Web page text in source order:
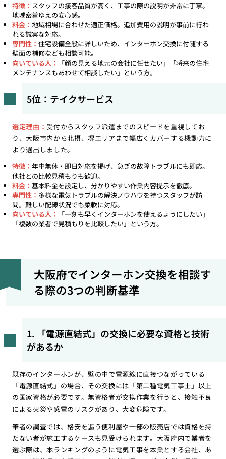
特徴： スタッフの接客品質が高く、工事の際の説明が非常に丁寧。
地域密着ゆえの安心感。
料金： 地域相場に合わせた適正価格。追加費用の説明が事前に行わ
れる誠実な対応。
専門性： 住宅設備全般に詳しいため、インターホン交換に付随する
壁面の補修なども相談可能。
向いている人：
「顔の見える地元の会社に任せたい」「将来の住宅
メンテナンスもあわせて相談したい」という方。
5位：テイクサービス
選定理由： 受付からスタッフ派遣までのスピードを重視してお
り、大阪市内から北摂、堺エリアまで幅広くカバーする機動力に
より選出しました。
特徴： 年中無休・即日対応を掲げ、急ぎの故障トラブルにも即応。
他社との比較見積もりも歓迎。
料金： 基本料金を設定し、分かりやすい作業内容提示を徹底。
専門性： 多様な電気トラブルの解決ノウハウを持つスタッフが訪
問。難しい配線状況でも柔軟に対応。
向いている人：
「一刻も早くインターホンを使えるようにしたい」
「複数の業者で見積もりを比較したい」という方。
大阪府でインターホン交換を相談す
る際の3つの判断基準
1. 「電源直結式」の交換に必要な資格と技術
があるか
既存のインターホンが、壁の中で電源線に直接つながっている
「電源直結式」の場合、その交換には「第二種電気工事士」以上
の国家資格が必要です。無資格者が交換作業を行うと、接触不良
による火災や感電のリスクがあり、大変危険です。
筆者の調査では、格安を謳う便利屋や一部の販売店では資格を持
たない者が施工するケースも見受けられます。大阪府内で業者を
選ぶ際は、本ランキングのように電気工事を本業とする会社、あ